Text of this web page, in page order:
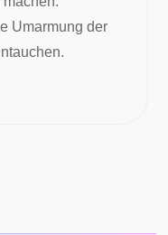
Umarmung der